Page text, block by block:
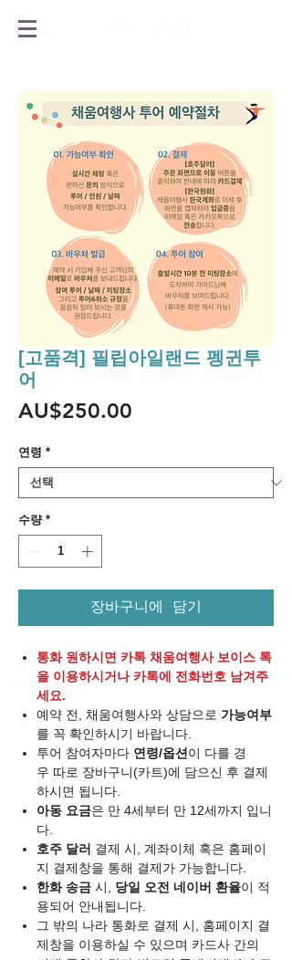
[고품격] 필립아일랜드 펭귄투
어
AU$250.00
연령 *
수량 *
장바구니에 담기
통화 원하시면 카톡 채움여행사 보이스 톡
을 이용하시거나 카톡에 전화번호 남겨주
세요.
예약 전, 채움여행사와 상담으로 가능여부
를 꼭 확인하시기 바랍니다.
투어 참여자마다 연령/옵션이 다를 경
우 따로 장바구니(카트)에 담으신 후 결제
하시면 됩니다.
아동 요금은 만 4세부터 만 12세까지 입니
다.
호주 달러 결제 시, 계좌이체 혹은 홈페이
지 결제창을 통해 결제가 가능합니다.
한화 송금 시, 당일 오전 네이버 환율이 적
용되어 안내됩니다.
그 밖의 나라 통화로 결제 시, 홈페이지 결
제창을 이용하실 수 있으며 카드사 간의